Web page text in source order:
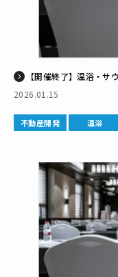
【開催終了】温浴・サ
2026.01.15
不動産開発 温浴